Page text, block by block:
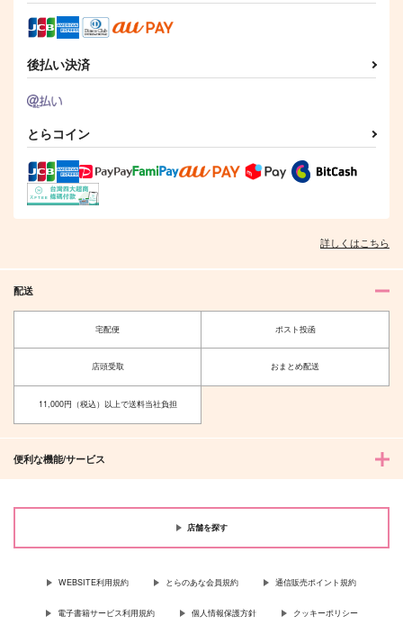
幕間のスコール
りんごの木
名探偵コナン
赤井秀一×安室透
カート
Fiore
名探偵コナン
カート
後払い決済
とらコイン
詳しくはこちら
配送
宅配便 ポスト投函
店頭受取 おまとめ配送
11,000円（税込）以上で送料当社負担
便利な機能/サービス
店舗を探す
WEBSITE利用規約 とらのあな会員規約 通信販売ポイント規約
電子書籍サービス利用規約 個人情報保護方針 クッキーポリシー